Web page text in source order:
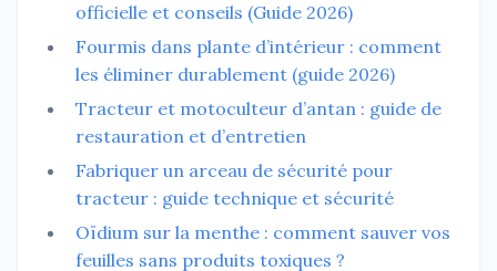
officielle et conseils (Guide 2026)
Fourmis dans plante d’intérieur : comment
les éliminer durablement (guide 2026)
Tracteur et motoculteur d’antan : guide de
restauration et d’entretien
Fabriquer un arceau de sécurité pour
tracteur : guide technique et sécurité
Oïdium sur la menthe : comment sauver vos
feuilles sans produits toxiques ?